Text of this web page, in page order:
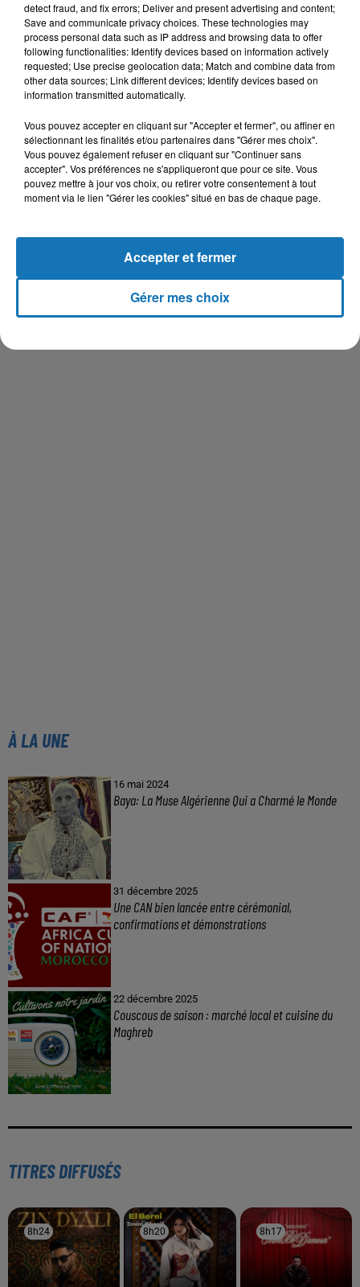
développement, il serait utile de tirer les conclusions
nécessaires de cette expérience pour décider des valeurs sur
lesquelles on souhaite établir notre contrat social", relève M.
El Jai.
* PCNS (Policy Center for the New South
À LA UNE
16 mai 2024
Baya: La Muse Algérienne Qui a Charmé le Monde
31 décembre 2025
Une CAN bien lancée entre cérémonial,
confirmations et démonstrations
22 décembre 2025
Couscous de saison : marché local et cuisine du
Maghreb
TITRES DIFFUSÉS
8h24
8h24 8h20
8h20 8h17
8h17
detect fraud, and fix errors; Deliver and present advertising and content;
Save and communicate privacy choices. These technologies may
process personal data such as IP address and browsing data to offer
following functionalities: Identify devices based on information actively
requested; Use precise geolocation data; Match and combine data from
other data sources; Link different devices; Identify devices based on
information transmitted automatically.
Vous pouvez accepter en cliquant sur "Accepter et fermer", ou affiner en
sélectionnant les finalités et/ou partenaires dans "Gérer mes choix".
Vous pouvez également refuser en cliquant sur "Continuer sans
accepter". Vos préférences ne s'appliqueront que pour ce site. Vous
pouvez mettre à jour vos choix, ou retirer votre consentement à tout
moment via le lien "Gérer les cookies" situé en bas de chaque page.
Gérer mes choix
Accepter et fermer